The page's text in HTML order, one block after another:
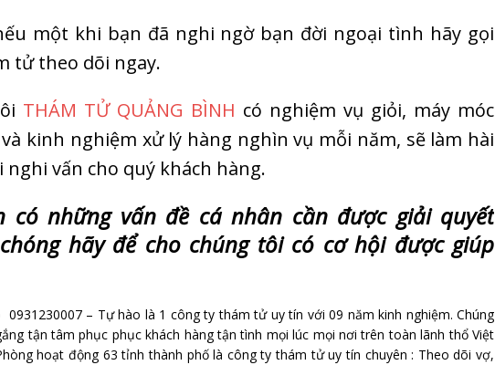
một khi bạn đã nghi ngờ bạn đời ngoại tình hãy gọi
tử theo dõi ngay.
THÁM TỬ QUẢNG BÌNH có nghiệm vụ giỏi, máy móc
kinh nghiệm xử lý hàng nghìn vụ mỗi năm, sẽ làm hài
nghi vấn cho quý khách hàng.
có những vấn đềcá nhân cần được giải quyết
hãy đểcho chúng tôi có cơhội được giúp
0931230007 – Tự hào là 1 công ty thám tử uy tín với 09 năm kinh nghiệm. Chúng
tận tâm phục phục khách hàng tận tình mọi lúc mọi nơi trên toàn lãnh thổ Việt
hoạt động 63 tỉnh thành phố là công ty thám tử uy tín chuyên : Theo dõi vợ,